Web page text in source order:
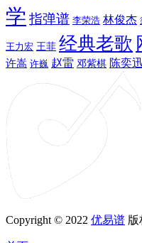
学 指弹谱 李荣浩 林俊杰
王力宏 王菲 经典老歌
许嵩 许巍 赵雷 邓紫棋 陈奕迅
Copyright © 2022 优易谱 版